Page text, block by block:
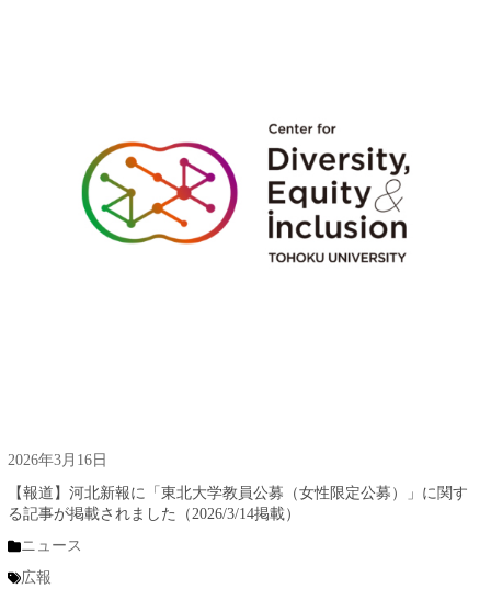
2026年3月16日
【報道】河北新報に「東北大学教員公募（女性限定公募）」に関す
る記事が掲載されました（2026/3/14掲載）
ニュース
広報